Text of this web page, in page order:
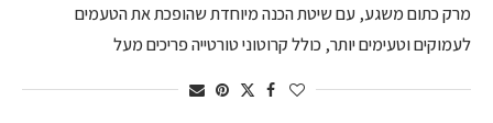
מרק כתום משגע, עם שיטת הכנה מיוחדת שהופכת את הטעמים
לעמוקים וטעימים יותר, כולל קרוטוני טורטייה פריכים מעל